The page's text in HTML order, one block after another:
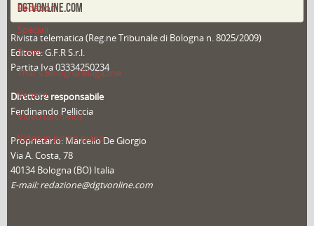
Redazioni
Speciali
Sport
That's Bologna Magazine
Veneto
Video (archivio)
Video in primo piano
DGTVONLINE.COM
Rivista telematica (Reg.ne Tribunale di Bologna n. 8025/2009)
Editore: G.F.R S.r.l.
Partita Iva 03334250234
Direttore responsabile
Ferdinando Pelliccia
Proprietario: Marcello De Giorgio
Via A. Costa, 78
40134 Bologna (BO) Italia
E-mail: redazione@dgtvonline.com